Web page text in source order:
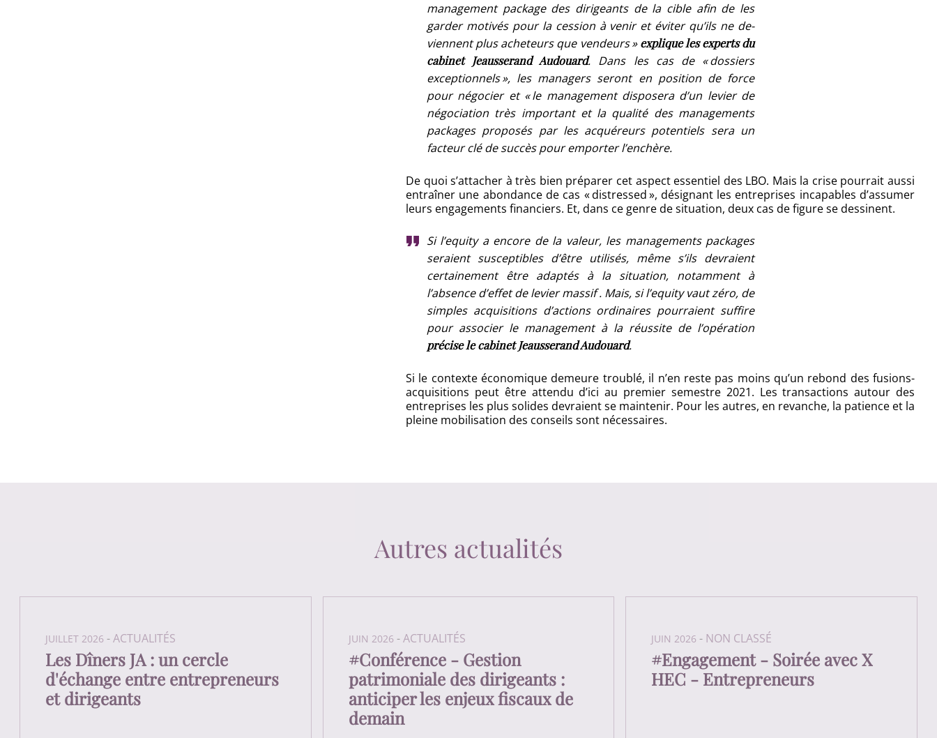
management package des dirigeants de la cible afin de les
garder motivés pour la cession à venir et éviter qu’ils ne de­
viennent plus acheteurs que vendeurs » explique les experts du
cabinet Jeausserand Audouard. Dans les cas de « dossiers
exceptionnels », les managers seront en position de force
pour négocier et « le management disposera d’un levier de
négociation très important et la qualité des managements
packages proposés par les acquéreurs potentiels sera un
facteur clé de succès pour emporter l’enchère.
De quoi s’attacher à très bien préparer cet aspect essentiel des LBO. Mais la crise pourrait aussi
entraîner une abondance de cas « distressed », désignant les entreprises incapables d’assumer
leurs engagements financiers. Et, dans ce genre de situation, deux cas de figure se dessinent.
Si l’equity a encore de la valeur, les managements packages
seraient susceptibles d’être utilisés, même s’ils devraient
certainement être adaptés à la situation, notamment à
l’absence d’effet de levier massif . Mais, si l’equity vaut zéro, de
simples acquisitions d’actions ordinaires pourraient suffire
pour associer le management à la réussite de l’opération
précise le cabinet Jeausserand Audouard.
Si le contexte économique demeure troublé, il n’en reste pas moins qu’un rebond des fusions-
acquisitions peut être attendu d’ici au premier semestre 2021. Les transactions autour des
entreprises les plus solides devraient se maintenir. Pour les autres, en revanche, la patience et la
pleine mobilisation des conseils sont nécessaires.
Autres actualités
JUILLET 2026 -ACTUALITÉS
Les Dîners JA : un cercle
d'échange entre entrepreneurs
et dirigeants
JUIN 2026 -ACTUALITÉS
#Conférence - Gestion
patrimoniale des dirigeants :
anticiper les enjeux fiscaux de
demain
JUIN 2026 - NON CLASSÉ
#Engagement - Soirée avec X
HEC - Entrepreneurs